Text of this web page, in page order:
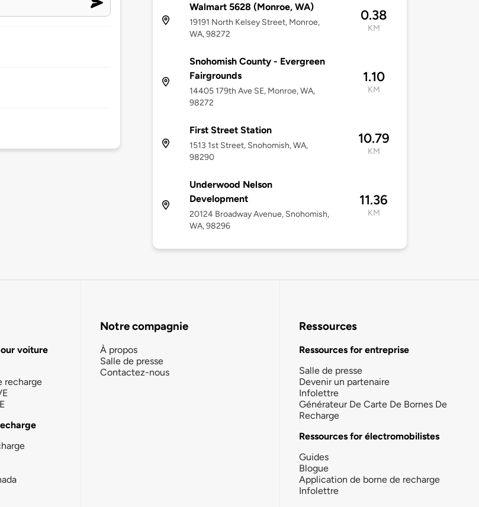
Walmart 5628 (Monroe, WA)
19191 North Kelsey Street, Monroe,
WA, 98272
0.38
KM
Snohomish County - Evergreen
Fairgrounds
14405 179th Ave SE, Monroe, WA,
98272
1.10
KM
First Street Station
1513 1st Street, Snohomish, WA,
98290
10.79
KM
Underwood Nelson
Development
20124 Broadway Avenue, Snohomish,
WA, 98296
11.36
KM
voiture
recharge
Notre compagnie
À propos
Salle de presse
Contactez-nous
Ressources
Ressources for entreprise
Salle de presse
Devenir un partenaire
Infolettre
Générateur De Carte De Bornes De
Recharge
Ressources for électromobilistes
Guides
Blogue
Application de borne de recharge
Infolettre